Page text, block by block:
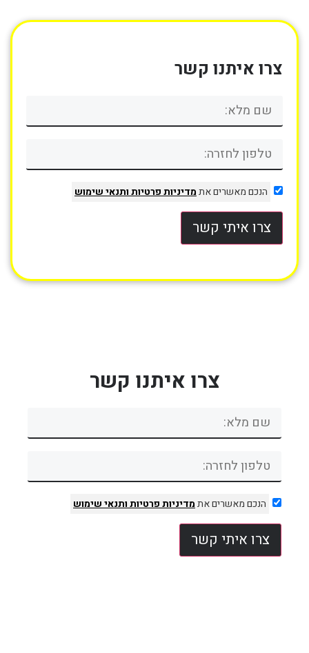
צרו איתנו קשר
הנכם מאשרים אתמדיניות פרטיותותנאי שימוש
צרו איתי קשר
צרו איתנו קשר
הנכם מאשרים אתמדיניות פרטיותותנאי שימוש
צרו איתי קשר